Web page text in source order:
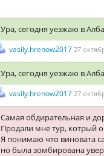
Ура, сегодня уезжаю в
vasily.hrenow201727
Ура, сегодня уезжаю в
vasily.hrenow201727
Самая обдирательная и
Продали мне тур, котрый
Я понимаю что виновата
но была зомбирована